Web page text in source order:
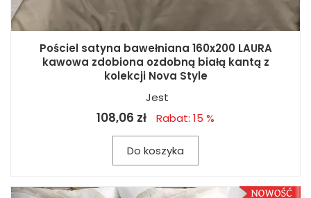
Pościel satyna bawełniana 160x200 LAURA
kawowa zdobiona ozdobną białą kantą z
kolekcji Nova Style
Jest
108,06 zł Rabat: 15 %
Do koszyka